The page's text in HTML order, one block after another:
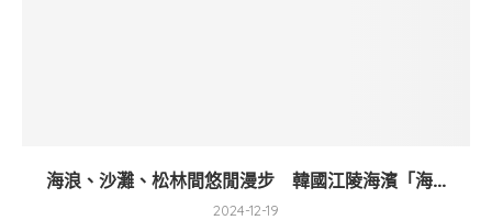
海浪、沙灘、松林間悠閒漫步 韓國江陵海濱「海...
2024-12-19